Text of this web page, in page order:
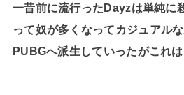
一昔前に流行ったDayzは単純に
って奴が多くなってカジュアル
PUBGへ派生していったがこれ